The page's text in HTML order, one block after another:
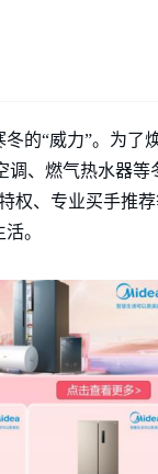
的“威力”。为了
、燃气热水器等
权、专业买手推
。